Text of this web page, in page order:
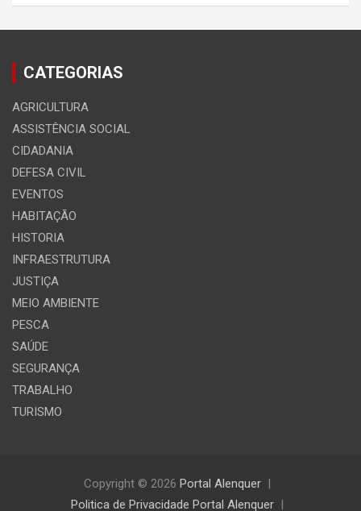
CATEGORIAS
AGRICULTURA
ASSISTÊNCIA SOCIAL
CIDADANIA
DEFESA CIVIL
EVENTOS
HABITAÇÃO
HISTORIA
INFRAESTRUTURA
JUSTIÇA
MEIO AMBIENTE
PESCA
SAÚDE
SEGURANÇA
TRABALHO
TURISMO
Copyright © 2026 Portal Alenquer
Politica de Privacidade Portal Alenquer